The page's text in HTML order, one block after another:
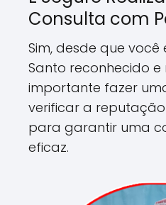
Consulta com
Sim, desde que
Santo reconhecido e
importante fazer
verificar a
para garantir uma
eficaz.